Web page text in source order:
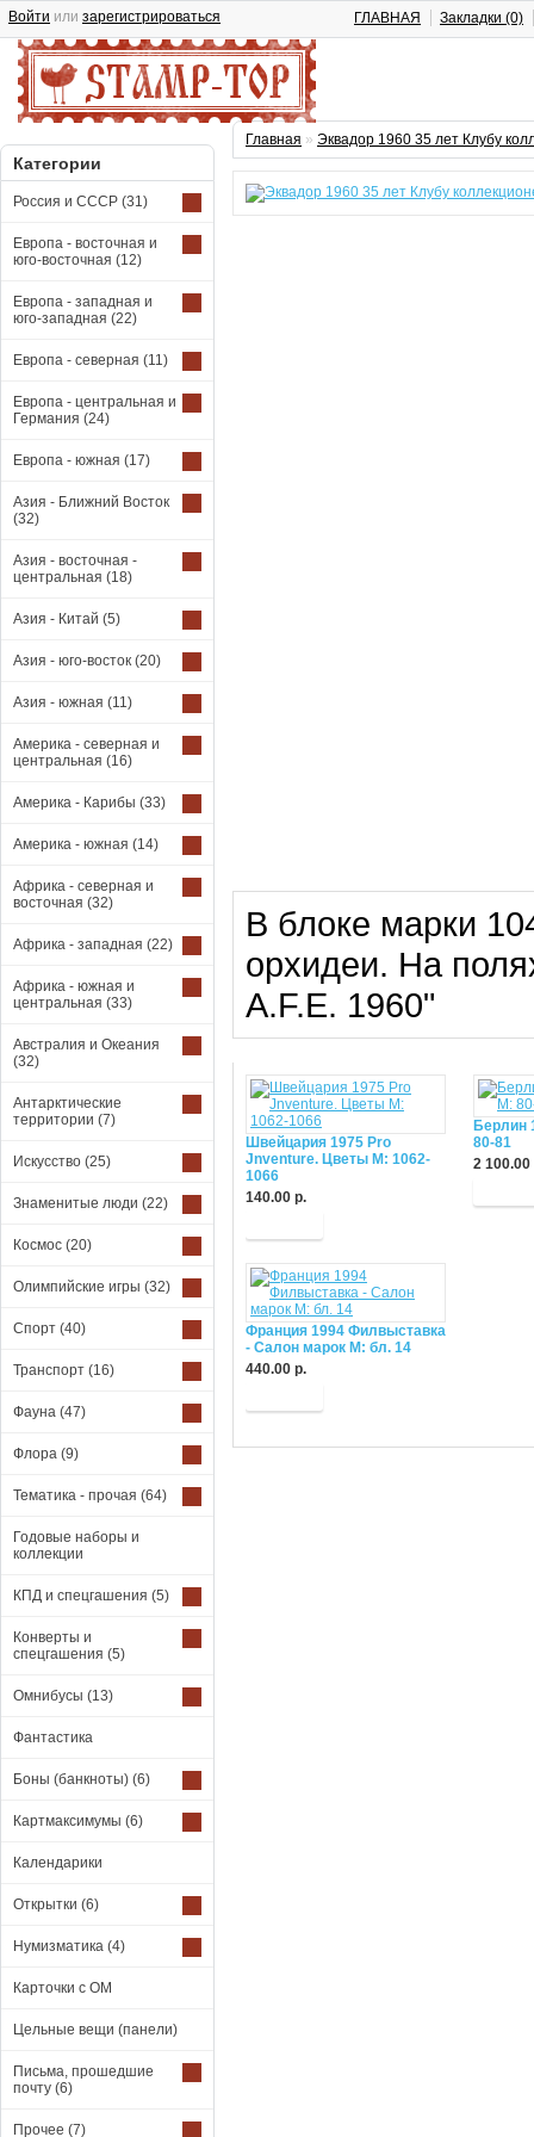
Войти или зарегистрироваться ГЛАВНАЯ Закладки (0)
Категории
Россия и СССР (31)
Европа - восточная и
юго-восточная (12)
Европа - западная и
юго-западная (22)
Европа - северная (11)
Европа - центральная и
Германия (24)
Европа - южная (17)
Азия - Ближний Восток
(32)
Азия - восточная -
центральная (18)
Азия - Китай (5)
Азия - юго-восток (20)
Азия - южная (11)
Америка - северная и
центральная (16)
Америка - Карибы (33)
Америка - южная (14)
Африка - северная и
восточная (32)
Африка - западная (22)
Африка - южная и
центральная (33)
Австралия и Океания
(32)
Антарктические
территории (7)
Искусство (25)
Знаменитые люди (22)
Космос (20)
Олимпийские игры (32)
Спорт (40)
Транспорт (16)
Фауна (47)
Флора (9)
Тематика - прочая (64)
Годовые наборы и
коллекции
КПД и спецгашения (5)
Конверты и
спецгашения (5)
Омнибусы (13)
Фантастика
Боны (банкноты) (6)
Картмаксимумы (6)
Календарики
Открытки (6)
Нумизматика (4)
Карточки с ОМ
Цельные вещи (панели)
Письма, прошедшие
почту (6)
Прочее (7)
Главная » Эквадор 1960 35 лет Клубу
В блоке марки
орхидеи. На
A.F.E. 1960"
Швейцария 1975 Pro
Jnventure. Цветы М: 1062-
1066
140.00 р.
Берлин
80-81
2 100.00
Франция 1994 Филвыставка
- Салон марок М: бл. 14
440.00 р.